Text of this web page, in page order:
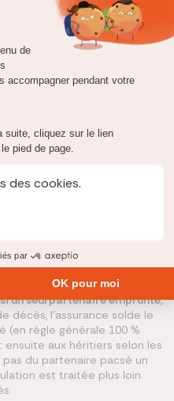
les conditions du
?
ne fait pas de vous un co-
ni signé le contrat de
n'êtes pas tenu de
de votre partenaire. La
vivez sous le même toit.
si un seul partenaire emprunte,
décès, l'assurance solde le
règle générale 100 %
aux héritiers selon les
du partenaire pacsé un
est traitée plus loin